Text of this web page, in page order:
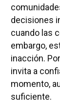
decisiones
cuando las
embargo,
inacción.
invita a
momento,
suficiente.